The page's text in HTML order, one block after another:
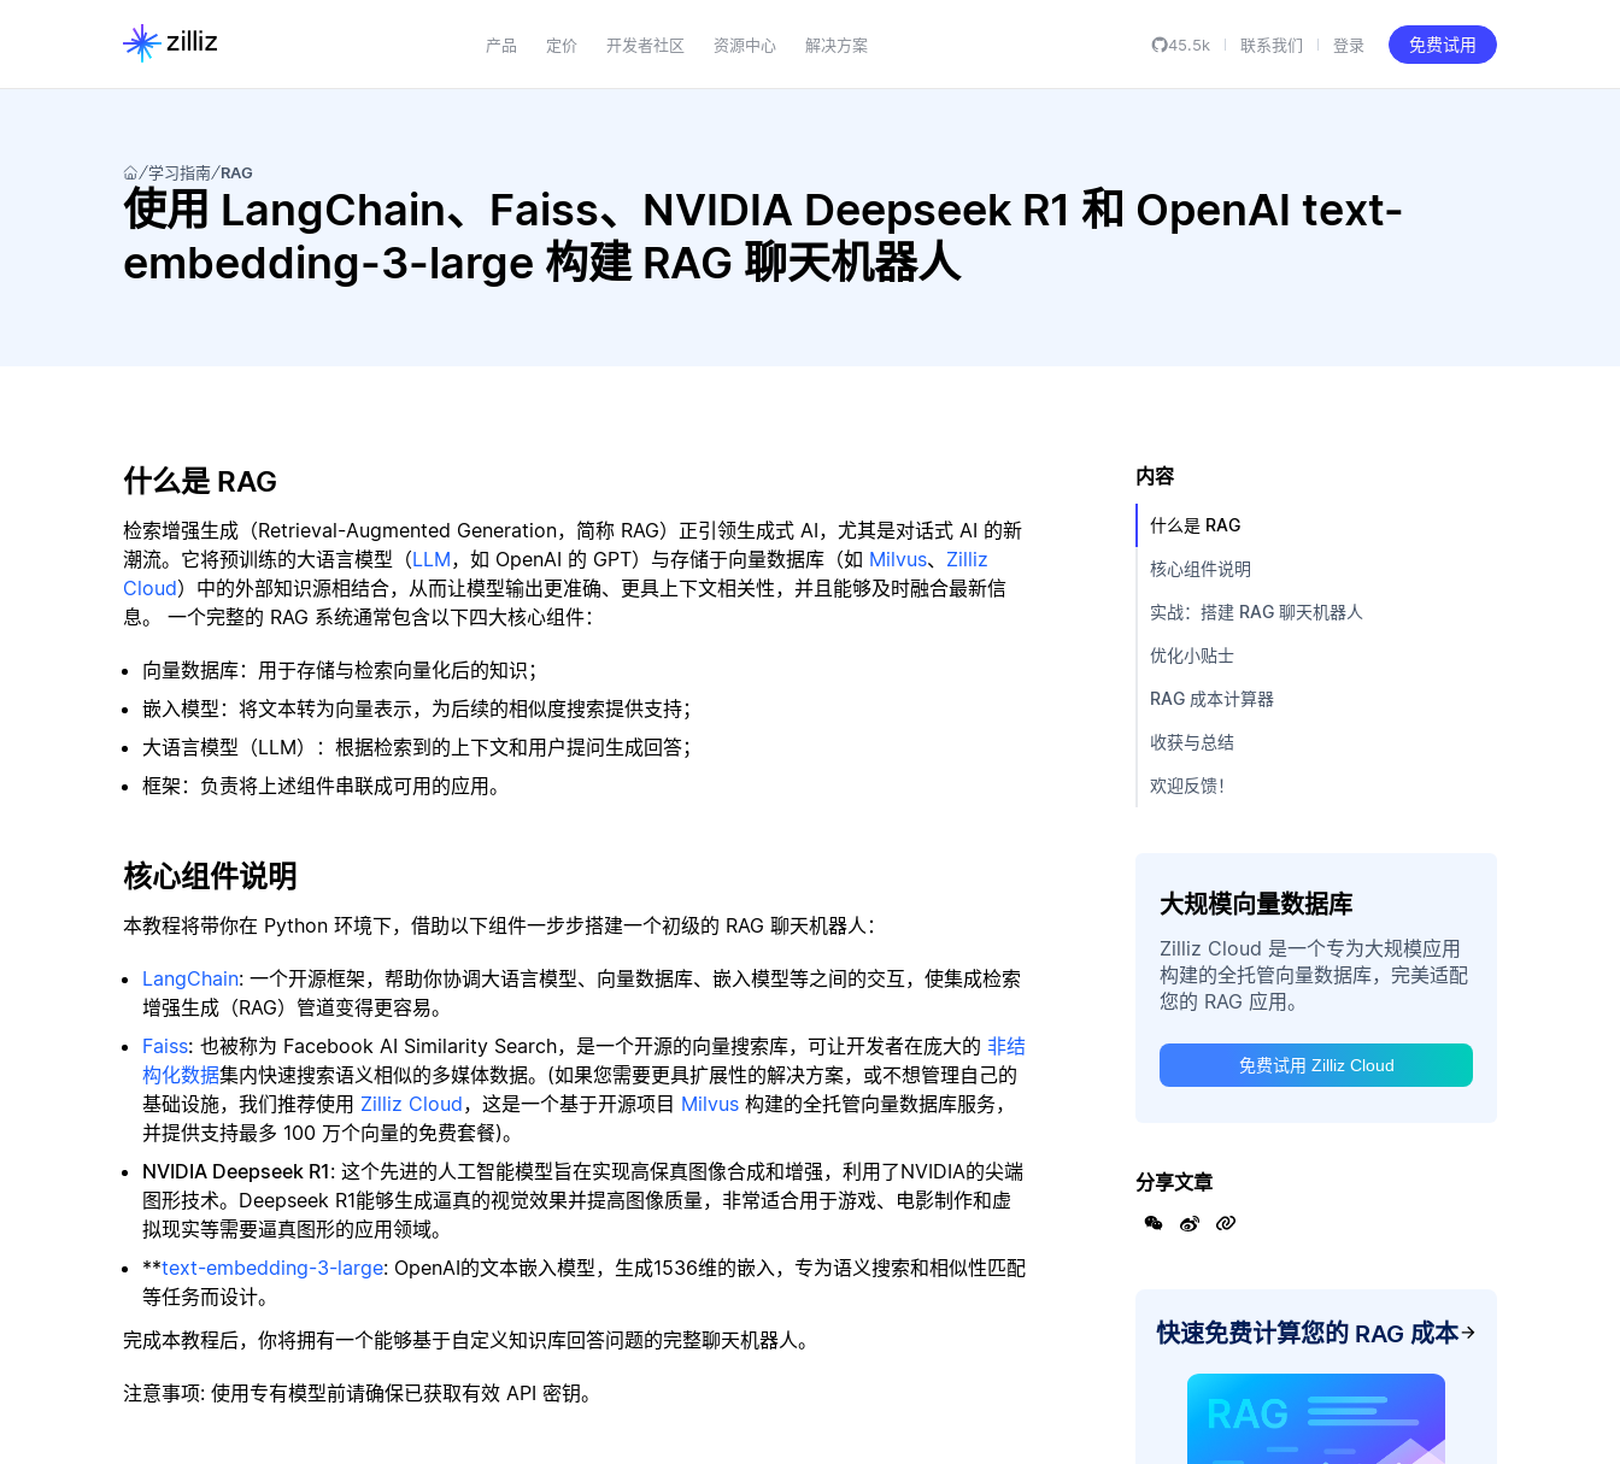
产品 定价 开发者社区 资源中心 解决方案 45.5k 联系我们 登录 免费试用
学习指南 RAG
使用 LangChain、Faiss、NVIDIA Deepseek R1 和 OpenAI text-
embedding-3-large 构建 RAG 聊天机器人
什么是 RAG
检索增强生成（Retrieval-Augmented Generation，简称 RAG）正引领生成式 AI，尤其是对话式 AI 的新
潮流。它将预训练的大语言模型（LLM，如 OpenAI 的 GPT）与存储于向量数据库（如 Milvus、 Zilliz
Cloud）中的外部知识源相结合，从而让模型输出更准确、更具上下文相关性，并且能够及时融合最新信
息。 一个完整的 RAG 系统通常包含以下四大核心组件：
向量数据库：用于存储与检索向量化后的知识；
嵌入模型：将文本转为向量表示，为后续的相似度搜索提供支持；
大语言模型（LLM）：根据检索到的上下文和用户提问生成回答；
框架：负责将上述组件串联成可用的应用。
核心组件说明
本教程将带你在 Python 环境下，借助以下组件一步步搭建一个初级的 RAG 聊天机器人：
LangChain: 一个开源框架，帮助你协调大语言模型、向量数据库、嵌入模型等之间的交互，使集成检索
增强生成（RAG）管道变得更容易。
Faiss: 也被称为 Facebook AI Similarity Search，是一个开源的向量搜索库，可让开发者在庞大的 非结
构化数据集内快速搜索语义相似的多媒体数据。(如果您需要更具扩展性的解决方案，或不想管理自己的
基础设施，我们推荐使用 Zilliz Cloud，这是一个基于开源项目 Milvus 构建的全托管向量数据库服务，
并提供支持最多 100 万个向量的免费套餐)。
NVIDIA Deepseek R1: 这个先进的人工智能模型旨在实现高保真图像合成和增强，利用了NVIDIA的尖端
图形技术。Deepseek R1能够生成逼真的视觉效果并提高图像质量，非常适合用于游戏、电影制作和虚
拟现实等需要逼真图形的应用领域。
**text-embedding-3-large: OpenAI的文本嵌入模型，生成1536维的嵌入，专为语义搜索和相似性匹配
等任务而设计。
完成本教程后，你将拥有一个能够基于自定义知识库回答问题的完整聊天机器人。
注意事项: 使用专有模型前请确保已获取有效 API 密钥。
内容
什么是 RAG
核心组件说明
实战：搭建 RAG 聊天机器人
优化小贴士
RAG 成本计算器
收获与总结
欢迎反馈！
大规模向量数据库
Zilliz Cloud 是一个专为大规模应用
构建的全托管向量数据库，完美适配
您的 RAG 应用。
免费试用 Zilliz Cloud
分享文章
快速免费计算您的 RAG 成本